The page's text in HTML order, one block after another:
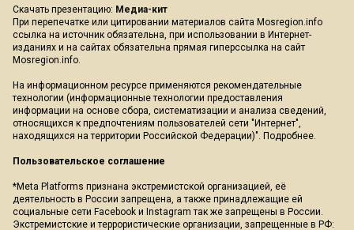
Скачать презентацию: Медиа-кит
При перепечатке или цитировании материалов сайта Mosregion.info
ссылка на источник обязательна, при использовании в Интернет-
изданиях и на сайтах обязательна прямая гиперссылка на сайт
Mosregion.info.
На информационном ресурсе применяются рекомендательные
технологии (информационные технологии предоставления
информации на основе сбора, систематизации и анализа сведений,
относящихся к предпочтениям пользователей сети "Интернет",
находящихся на территории Российской Федерации)". Подробнее.
Пользовательское соглашение
*Meta Platforms признана экстремистской организацией, её
деятельность в России запрещена, а также принадлежащие ей
социальные сети Facebook и Instagram так же запрещены в России.
Экстремистские и террористические организации, запрещенные в РФ: